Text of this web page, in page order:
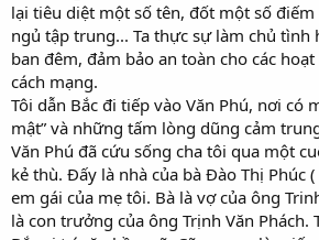
lại tiêu diệt một số tên, đốt một số điếm
ngủ tập trung... Ta thực sự làm chủ tình
ban đêm, đảm bảo an toàn cho các
cách mạng.
Tôi dẫn Bắc đi tiếp vào Văn Phú, nơi có
mật” và những tấm lòng dũng cảm
Văn Phú đã cứu sống cha tôi qua một
kẻ thù. Đấy là nhà của bà Đào Thị Phúc
em gái của mẹ tôi. Bà là vợ của ông
là con trưởng của ông Trịnh Văn Phách.